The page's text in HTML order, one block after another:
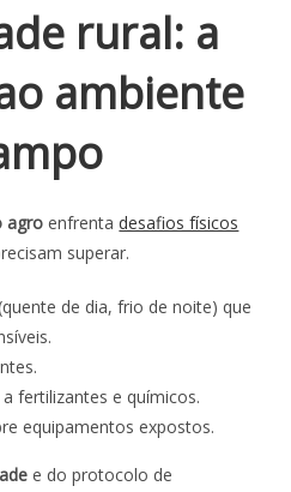
rural: a
ambiente
agro enfrentadesafios físicos
superar.
de dia, frio de noite) que
fertilizantes e químicos.
equipamentos expostos.
e do protocolo de